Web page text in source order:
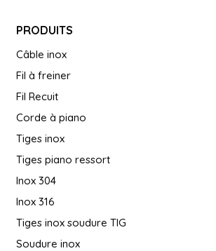
PRODUITS
Câble inox
Fil à freiner
Fil Recuit
Corde à piano
Tiges inox
Tiges piano ressort
Inox 304
Inox 316
Tiges inox soudure TIG
Soudure inox